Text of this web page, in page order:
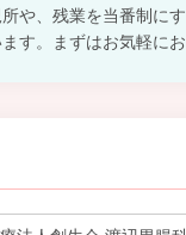
や、残業を当番制に
す。まずはお気軽に